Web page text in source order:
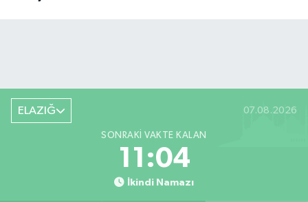
ELAZIĞ 07.08.2026
SONRAKI VAKTE KALAN
11:04
İkindi Namazı